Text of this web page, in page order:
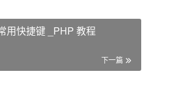
用快捷键 _PHP 教程
下一篇